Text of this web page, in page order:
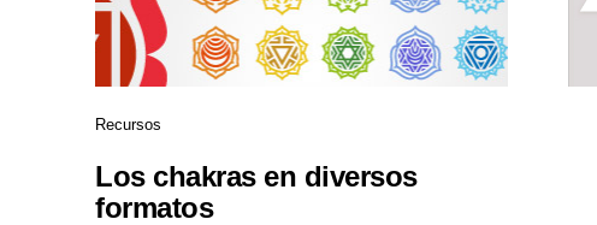
Recursos
Los chakras en diversos
formatos